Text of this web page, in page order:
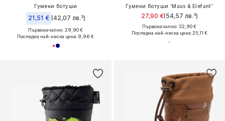
Гумени ботуши
21,51 € (42,07 лв.³)
Първоначално: 29,90 €
Последна най-ниска цена:9,96 €
Гумени ботуши 'Maus & Elefant'
27,90 €(54,57 лв.³)
Първоначално: 32,90 €
Последна най-ниска цена:25,11 €